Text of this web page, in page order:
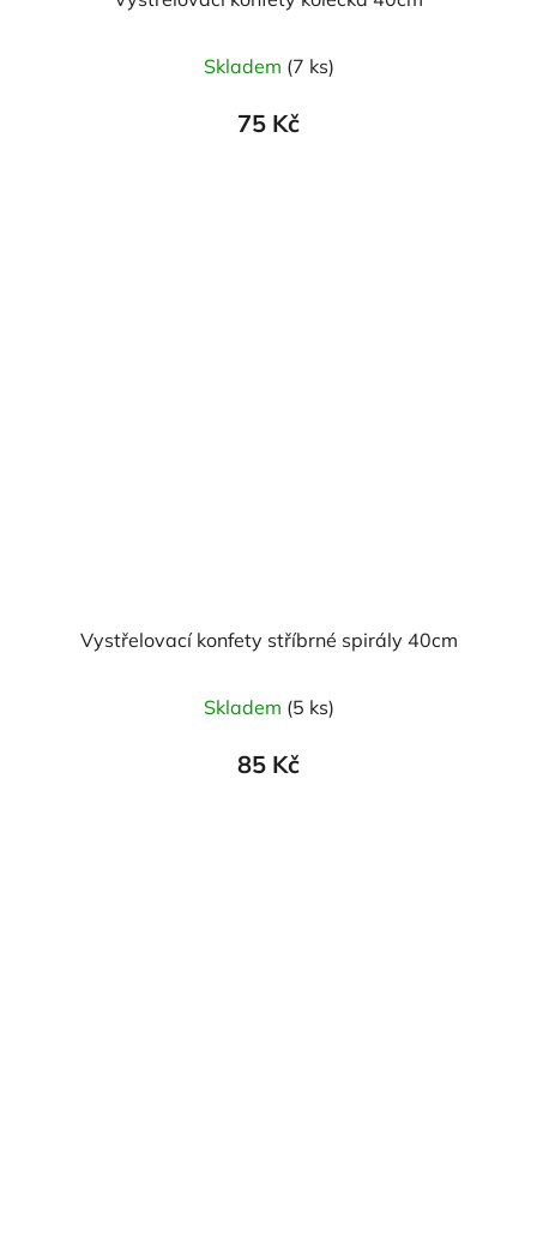
Skladem (7 ks)
75 Kč
Vystřelovací konfety stříbrné spirály 40cm
Skladem (5 ks)
85 Kč